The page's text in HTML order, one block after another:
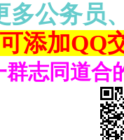
多公务员
可添加QQ
志同道合